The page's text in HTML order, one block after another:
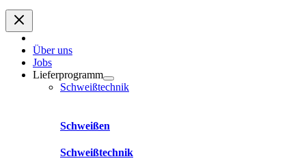
Über uns
Jobs
Lieferprogramm
Schweißtechnik
Schweißen
Schweißtechnik